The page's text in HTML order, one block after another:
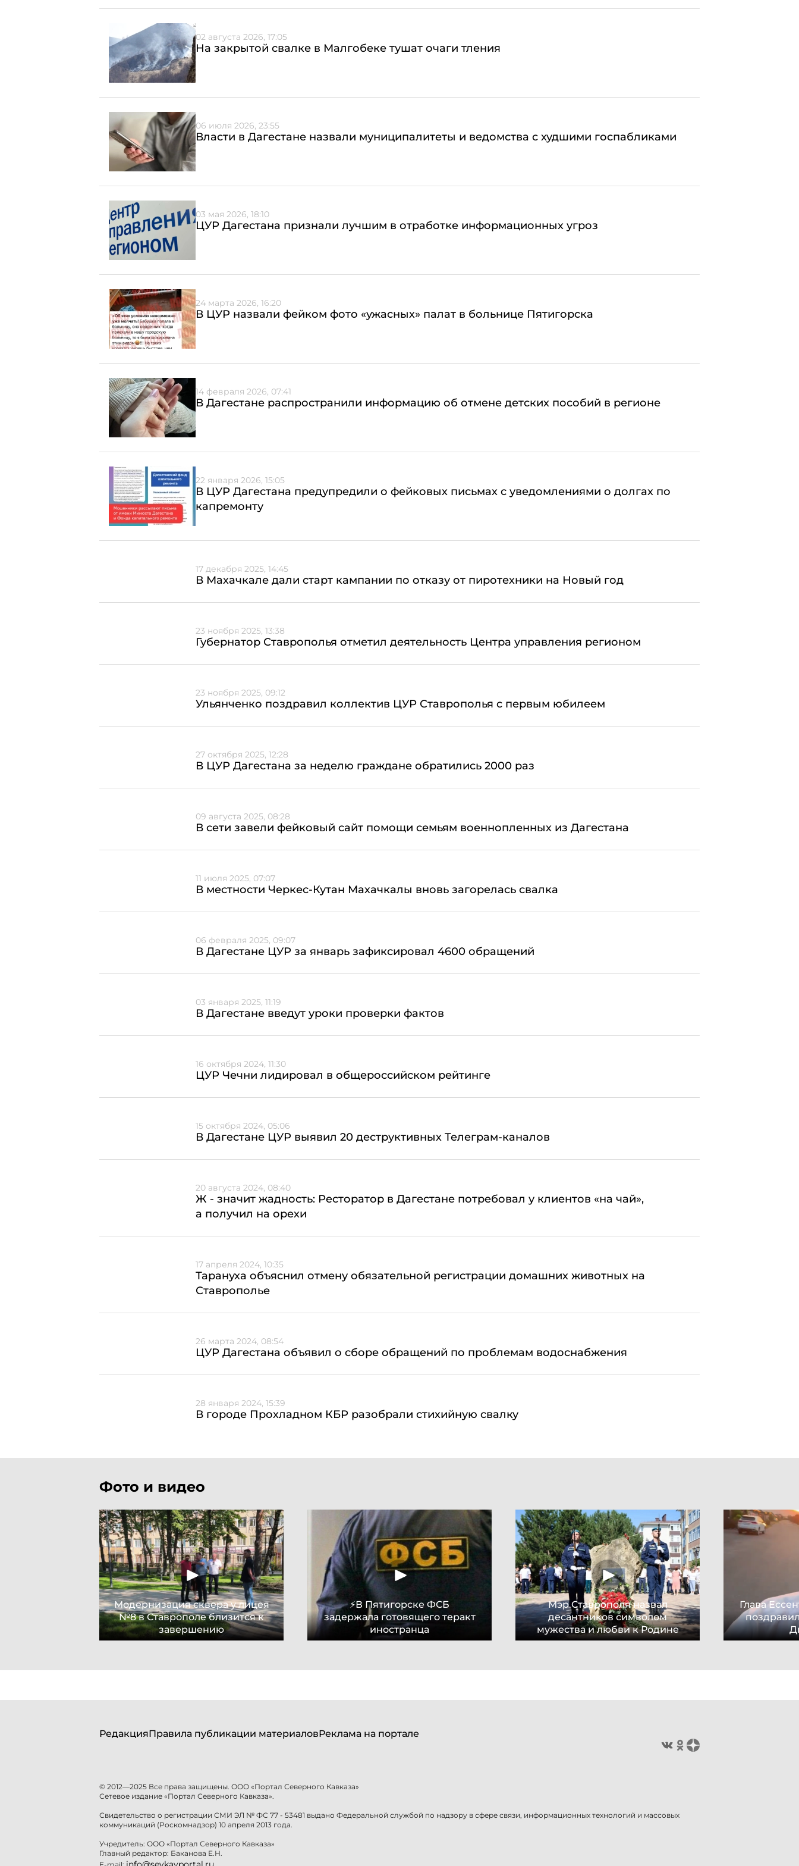
02 августа 2026, 17:05
На закрытой свалке в Малгобеке тушат очаги тления
06 июля 2026, 23:55
Власти в Дагестане назвали муниципалитеты и ведомства с худшими госпабликами
03 мая 2026, 18:10
ЦУР Дагестана признали лучшим в отработке информационных угроз
24 марта 2026, 16:20
В ЦУР назвали фейком фото «ужасных» палат в больнице Пятигорска
14 февраля 2026, 07:41
В Дагестане распространили информацию об отмене детских пособий в регионе
22 января 2026, 15:05
В ЦУР Дагестана предупредили о фейковых письмах с уведомлениями о долгах по
капремонту
17 декабря 2025, 14:45
В Махачкале дали старт кампании по отказу от пиротехники на Новый год
23 ноября 2025, 13:38
Губернатор Ставрополья отметил деятельность Центра управления регионом
23 ноября 2025, 09:12
Ульянченко поздравил коллектив ЦУР Ставрополья с первым юбилеем
27 октября 2025, 12:28
В ЦУР Дагестана за неделю граждане обратились 2000 раз
09 августа 2025, 08:28
В сети завели фейковый сайт помощи семьям военнопленных из Дагестана
11 июля 2025, 07:07
В местности Черкес-Кутан Махачкалы вновь загорелась свалка
06 февраля 2025, 09:07
В Дагестане ЦУР за январь зафиксировал 4600 обращений
03 января 2025, 11:19
В Дагестане введут уроки проверки фактов
16 октября 2024, 11:30
ЦУР Чечни лидировал в общероссийском рейтинге
15 октября 2024, 05:06
В Дагестане ЦУР выявил 20 деструктивных Телеграм-каналов
20 августа 2024, 08:40
Ж - значит жадность: Ресторатор в Дагестане потребовал у клиентов «на чай»,
а получил на орехи
17 апреля 2024, 10:35
Тарануха объяснил отмену обязательной регистрации домашних животных на
Ставрополье
26 марта 2024, 08:54
ЦУР Дагестана объявил о сборе обращений по проблемам водоснабжения
28 января 2024, 15:39
В городе Прохладном КБР разобрали стихийную свалку
Фото и видео
Модернизация сквера у лицея
№8 в Ставрополе близится к
завершению
⚡В Пятигорске ФСБ
задержала готовящего теракт
иностранца
Мэр Ставрополя назвал
десантников символом
мужества и любви к Родине
Глава
РедакцияПравила публикации материаловРеклама на портале
© 2012—2025 Все права защищены. ООО «Портал Северного Кавказа»
Сетевое издание «Портал Северного Кавказа».
Свидетельство о регистрации СМИ ЭЛ № ФС 77 - 53481 выдано Федеральной службой по надзору в сфере связи, информационных технологий и массовых
коммуникаций (Роскомнадзор) 10 апреля 2013 года.
Учредитель: ООО «Портал Северного Кавказа»
Главный редактор: Баканова Е.Н.